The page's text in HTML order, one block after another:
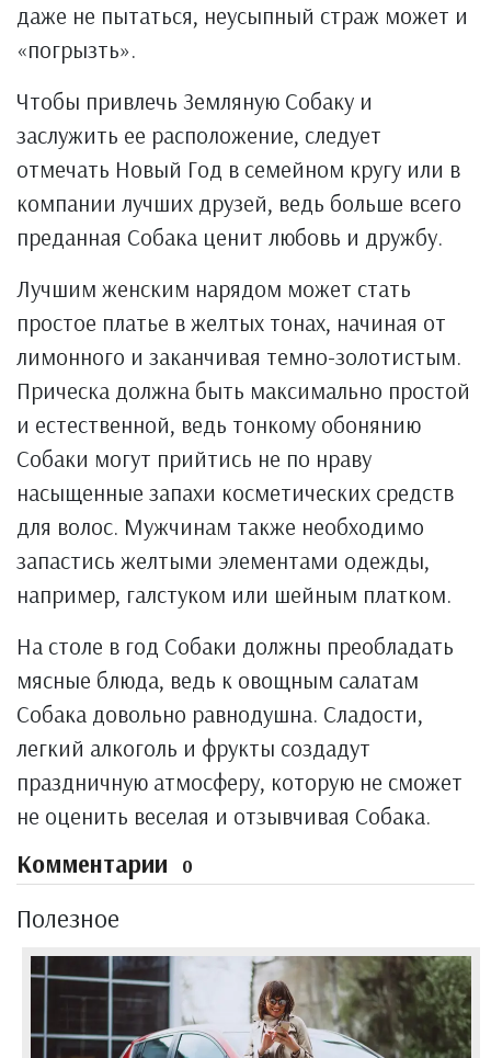
даже не пытаться, неусыпный страж может и
«погрызть».
Чтобы привлечь Земляную Собаку и
заслужить ее расположение, следует
отмечать Новый Год в семейном кругу или в
компании лучших друзей, ведь больше всего
преданная Собака ценит любовь и дружбу.
Лучшим женским нарядом может стать
простое платье в желтых тонах, начиная от
лимонного и заканчивая темно-золотистым.
Прическа должна быть максимально простой
и естественной, ведь тонкому обонянию
Собаки могут прийтись не по нраву
насыщенные запахи косметических средств
для волос. Мужчинам также необходимо
запастись желтыми элементами одежды,
например, галстуком или шейным платком.
На столе в год Собаки должны преобладать
мясные блюда, ведь к овощным салатам
Собака довольно равнодушна. Сладости,
легкий алкоголь и фрукты создадут
праздничную атмосферу, которую не сможет
не оценить веселая и отзывчивая Собака.
Комментарии 0
Полезное